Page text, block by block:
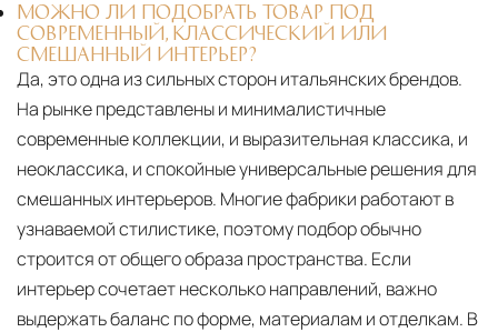
МОЖНО ЛИ ПОДОБРАТЬ ТОВАР ПОД
СОВРЕМЕННЫЙ, КЛАССИЧЕСКИЙ ИЛИ
СМЕШАННЫЙ ИНТЕРЬЕР?
Да, это одна из сильных сторон итальянских брендов.
На рынке представлены и минималистичные
современные коллекции, и выразительная классика, и
неоклассика, и спокойные универсальные решения для
смешанных интерьеров. Многие фабрики работают в
узнаваемой стилистике, поэтому подбор обычно
строится от общего образа пространства. Если
интерьер сочетает несколько направлений, важно
выдержать баланс по форме, материалам и отделкам. В